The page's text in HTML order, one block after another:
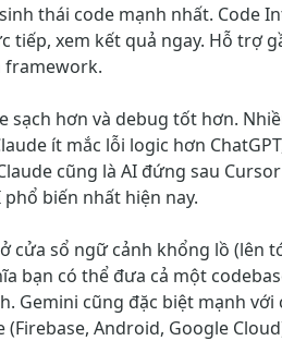
thái code mạnh nhất. Code
tiếp, xem kết quả ngay. Hỗ trợ
framework.
sạch hơn và debug tốt hơn.
ít mắc lỗi logic hơn
cũng là AI đứng sau
biến nhất hiện nay.
cửa sổ ngữ cảnh khổng lồ (lên
bạn có thể đưa cả một
Gemini cũng đặc biệt mạnh
(Firebase, Android, Google